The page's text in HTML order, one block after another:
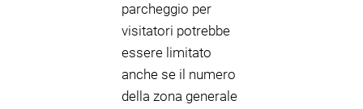
parcheggio per
visitatori potrebbe
essere limitato
anche se il numero
della zona generale